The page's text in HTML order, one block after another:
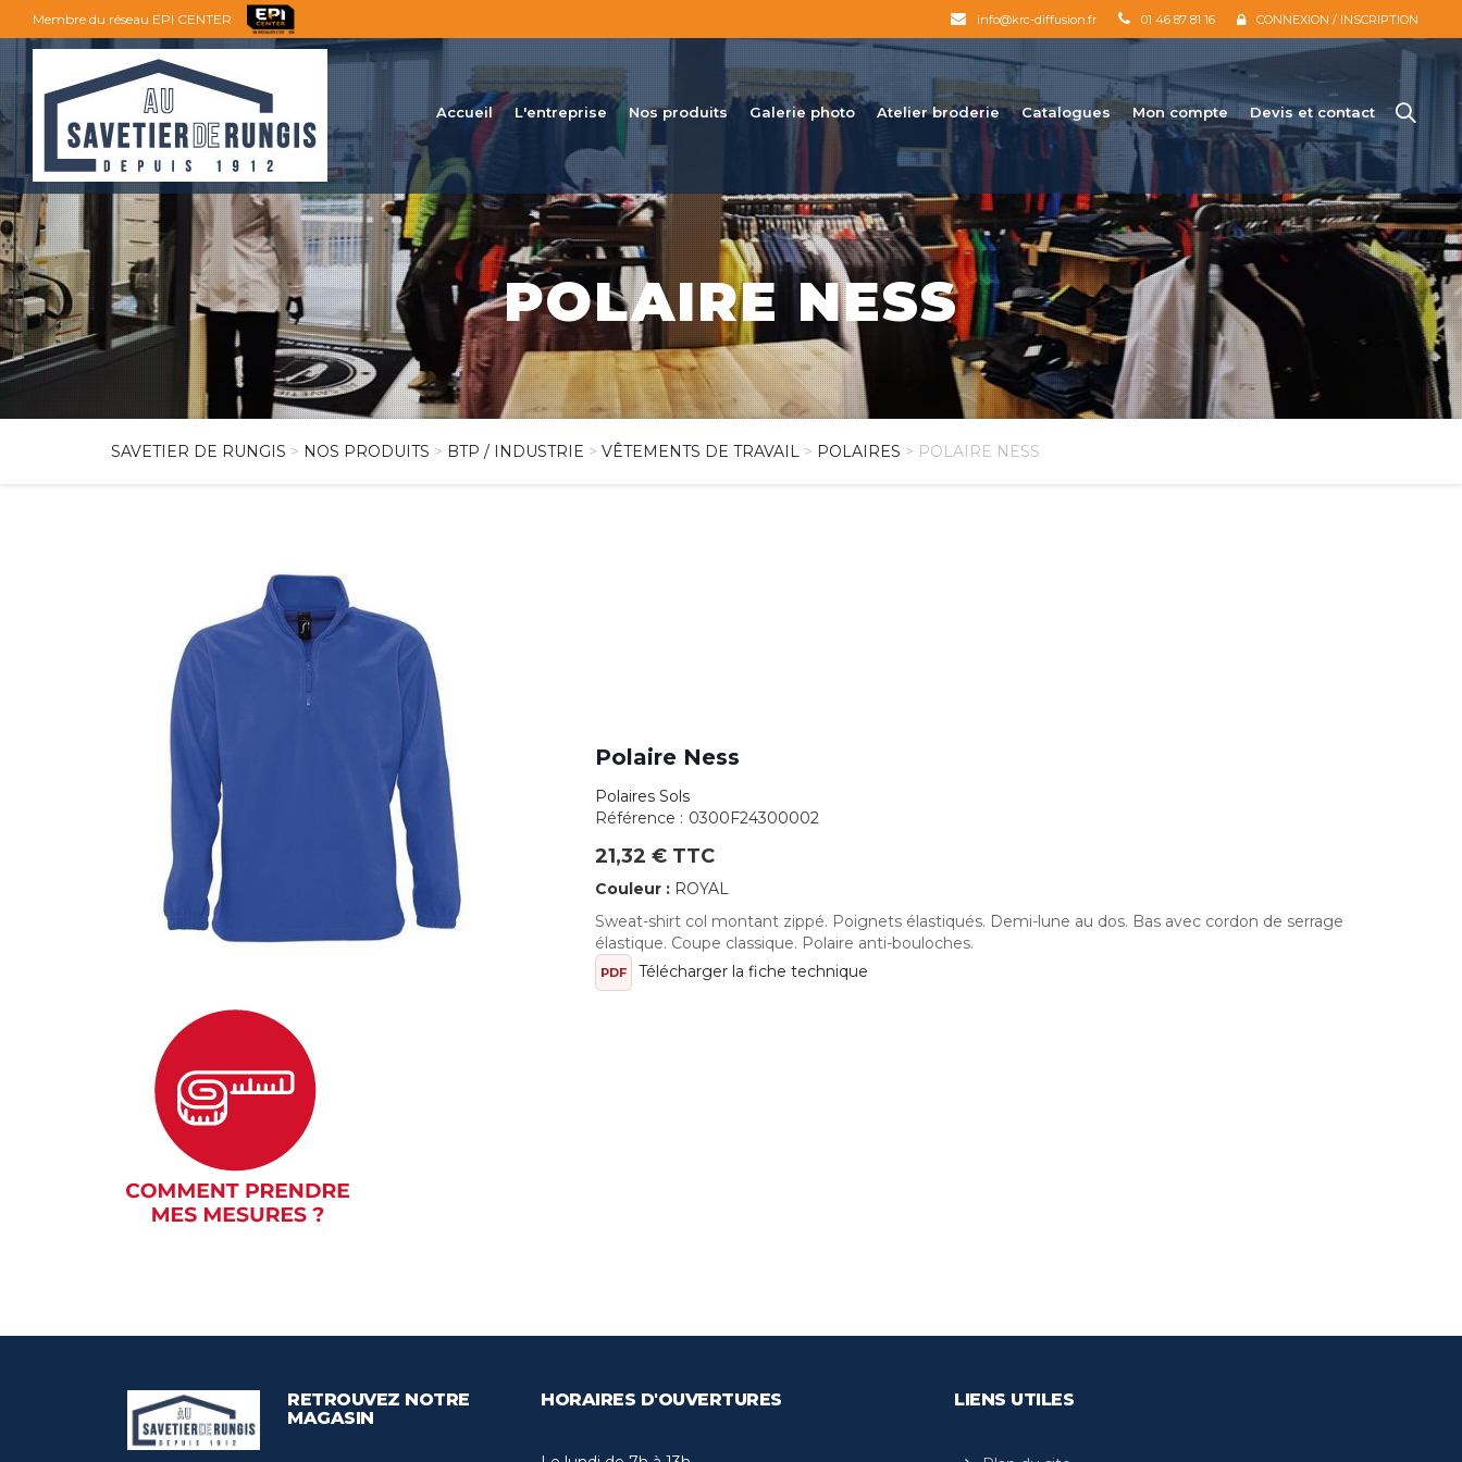
Membre du réseau EPI CENTER info@krc-diffusion.fr 01 46 87 81 16 CONNEXION / INSCRIPTION
Accueil L'entreprise Nos produits Galerie photo Atelier broderie Catalogues Mon compte Devis et contact
POLAIRE NESS
SAVETIER DE RUNGIS > NOS PRODUITS > BTP / INDUSTRIE > VÊTEMENTS DE TRAVAIL > POLAIRES > POLAIRE NESS
Polaire Ness
Polaires Sols
Référence : 0300F24300002
21,32 € TTC
Couleur : ROYAL
Sweat-shirt col montant zippé. Poignets élastiqués. Demi-lune au dos. Bas avec cordon de serrage
élastique. Coupe classique. Polaire anti-bouloches.
PDF Télécharger la fiche technique
RETROUVEZ NOTRE
MAGASIN
HORAIRES D'OUVERTURES LIENS UTILES